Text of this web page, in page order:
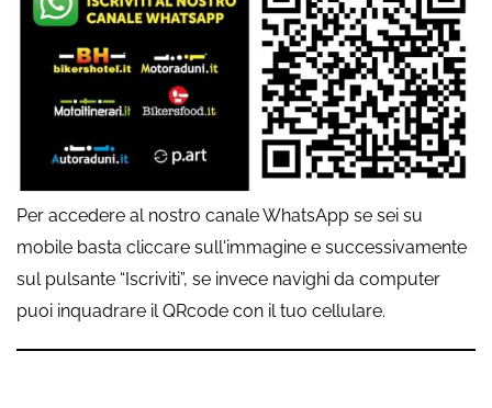
Per accedere al nostro canale WhatsApp se sei su
mobile basta cliccare sull'immagine e successivamente
sul pulsante “Iscriviti”, se invece navighi da computer
puoi inquadrare il QRcode con il tuo cellulare.